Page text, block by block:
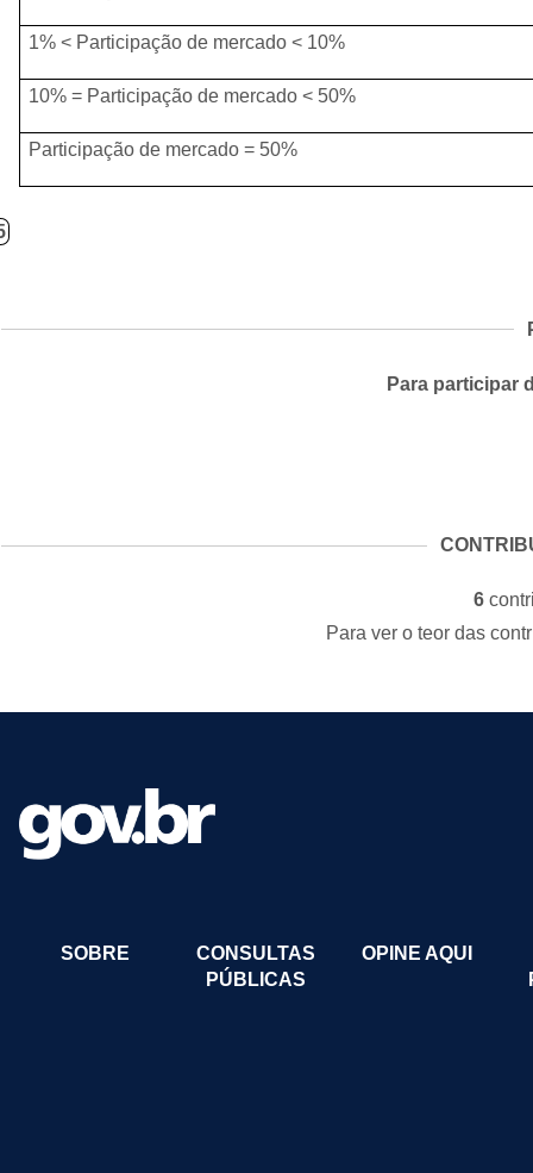
1% < Participação de mercado < 10%
10% = Participação de mercado < 50%
Participação de mercado = 50%
Para participar
6
Para ver o teor das
SOBRE
CONSULTAS
PÚBLICAS
OPINE AQUI